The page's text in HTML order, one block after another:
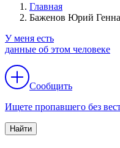
Главная
Баженов Юрий
У меня есть
данные об этом человеке
Сообщить
Ищете пропавшего без
Найти